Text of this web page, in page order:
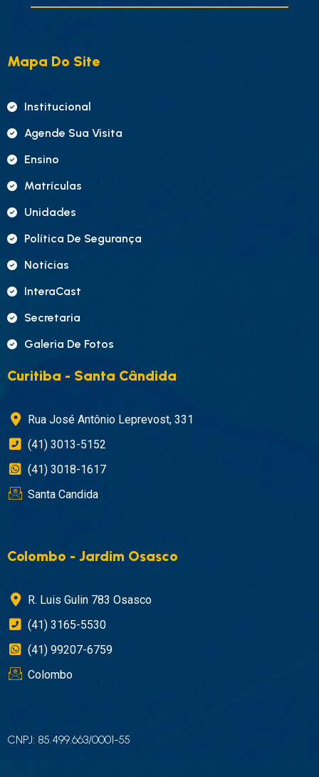
Mapa Do Site
Institucional
Agende Sua Visita
Ensino
Matrículas
Unidades
Política De Segurança
Notícias
InteraCast
Secretaria
Galeria De Fotos
Curitiba - Santa Cândida
Rua José Antônio Leprevost, 331
(41) 3013-5152
(41) 3018-1617
Santa Candida
Colombo - Jardim Osasco
R. Luis Gulin 783 Osasco
(41) 3165-5530
(41) 99207-6759
Colombo
CNPJ: 85.499.663/0001-55